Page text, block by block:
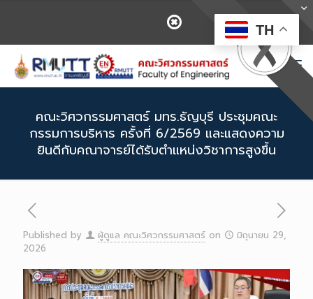
คณะวิศวกรรมศาสตร์ มทร.ธัญบุรี ประชุมคณะ
กรรมการบริหาร ครั้งที่ 6/2569 และแสดงความ
ยินดีกับคณาจารย์ได้รับตำแหน่งวิชาการสูงขึ้น
Published by ผู้ดูแล คณะวิศวกรรมศาสตร์ on
มิถุนายน 29,
2026
TH